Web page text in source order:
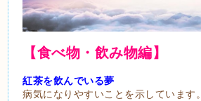
【食べ物・飲み物編】
紅茶を飲んでいる夢
病気になりやすいことを示しています。